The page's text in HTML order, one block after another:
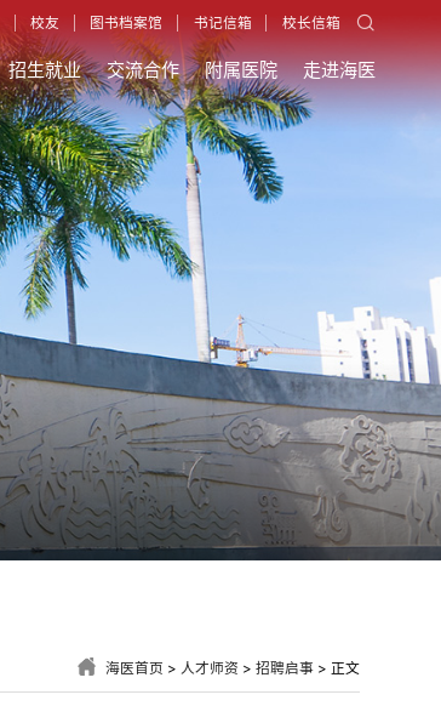
校友 图书档案馆 书记信箱 校长信箱
招生就业 交流合作 附属医院 走进海医
海医首页 > 人才师资 > 招聘启事> 正文